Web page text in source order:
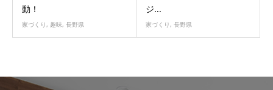
動！
家づくり , 趣味, 長野県
ジ...
家づくり , 長野県